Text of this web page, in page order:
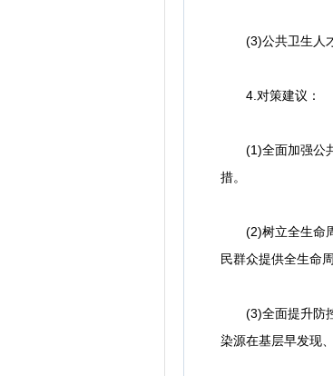
(3)公共卫生人才
4.对策建议：
(1)全面加强公共
措。
(2)树立全生命周
民群众提供全生命
(3)全面提升防控
染源在基层早发现